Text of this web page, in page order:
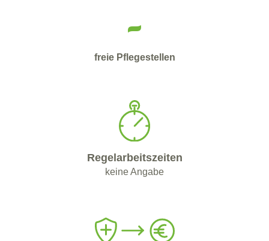
-
freie Pflegestellen
Regelarbeitszeiten
keine Angabe